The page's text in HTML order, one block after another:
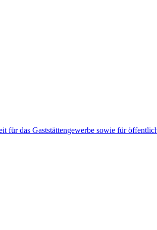
für das Gaststättengewerbe sowie für